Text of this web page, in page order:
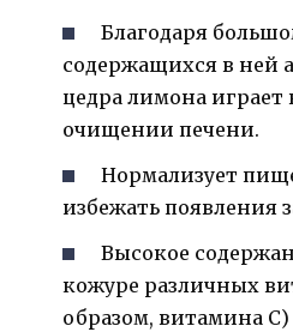
Благодаря
содержащихся в ней
цедра лимона играет
очищении печени.
Нормализует
избежать появления
Высокое
кожуре различных
образом, витамина С)